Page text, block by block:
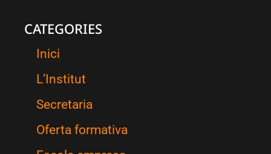
CATEGORIES
Inici
L’Institut
Secretaria
Oferta formativa